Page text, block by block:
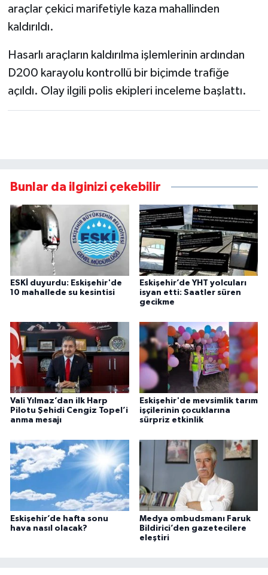
araçlar çekici marifetiyle kaza mahallinden
kaldırıldı.
Hasarlı araçların kaldırılma işlemlerinin ardından
D200 karayolu kontrollü bir biçimde trafiğe
açıldı. Olay ilgili polis ekipleri inceleme başlattı.
Bunlar da ilginizi çekebilir
ESKİ duyurdu: Eskişehir'de
10 mahallede su kesintisi
Eskişehir’de YHT yolcuları
isyan etti: Saatler süren
gecikme
Vali Yılmaz’dan ilk Harp
Pilotu Şehidi Cengiz Topel’i
anma mesajı
Eskişehir'de mevsimlik tarım
işçilerinin çocuklarına
sürpriz etkinlik
Eskişehir’de hafta sonu
hava nasıl olacak?
Medya ombudsmanı Faruk
Bildirici’den gazetecilere
eleştiri